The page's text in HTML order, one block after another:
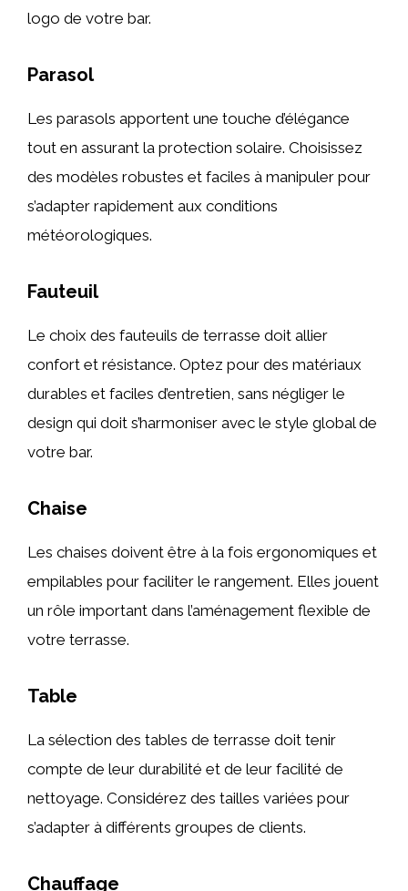
logo de votre bar.
Parasol
Les parasols apportent une touche d’élégance
tout en assurant la protection solaire. Choisissez
des modèles robustes et faciles à manipuler pour
s’adapter rapidement aux conditions
météorologiques.
Fauteuil
Le choix des fauteuils de terrasse doit allier
confort et résistance. Optez pour des matériaux
durables et faciles d’entretien, sans négliger le
design qui doit s’harmoniser avec le style global de
votre bar.
Chaise
Les chaises doivent être à la fois ergonomiques et
empilables pour faciliter le rangement. Elles jouent
un rôle important dans l’aménagement flexible de
votre terrasse.
Table
La sélection des tables de terrasse doit tenir
compte de leur durabilité et de leur facilité de
nettoyage. Considérez des tailles variées pour
s’adapter à différents groupes de clients.
Chauffage